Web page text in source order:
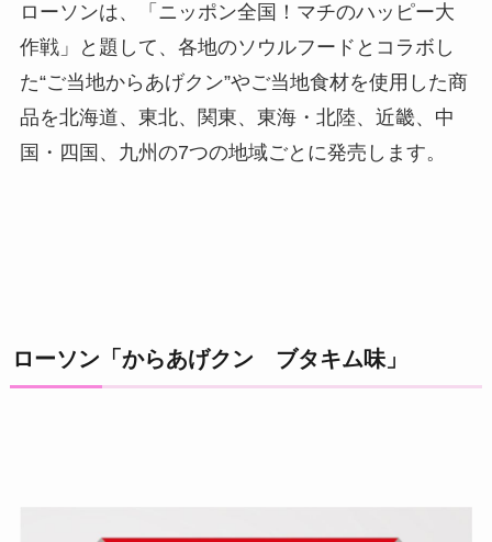
ローソンは、「ニッポン全国！マチのハッピー大
作戦」と題して、各地のソウルフードとコラボし
た“ご当地からあげクン”やご当地食材を使用した商
品を北海道、東北、関東、東海・北陸、近畿、中
国・四国、九州の7つの地域ごとに発売します。
ローソン「からあげクン ブタキム味」